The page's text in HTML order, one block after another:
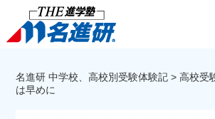
名進研 中学校、高校別受験体験記 >高校受
は早めに